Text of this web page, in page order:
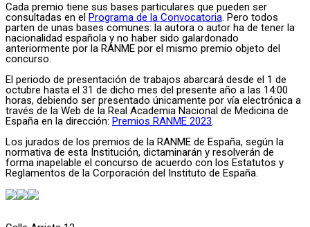
Cada premio tiene sus bases particulares que pueden ser
consultadas en el Programa de la Convocatoria. Pero todos
parten de unas bases comunes: la autora o autor ha de tener la
nacionalidad española y no haber sido galardonado
anteriormente por la RANME por el mismo premio objeto del
concurso.
El periodo de presentación de trabajos abarcará desde el 1 de
octubre hasta el 31 de dicho mes del presente año a las 14:00
horas, debiendo ser presentado únicamente por vía electrónica a
través de la Web de la Real Academia Nacional de Medicina de
España en la dirección: Premios RANME 2023.
Los jurados de los premios de la RANME de España, según la
normativa de esta Institución, dictaminarán y resolverán de
forma inapelable el concurso de acuerdo con los Estatutos y
Reglamentos de la Corporación del Instituto de España.